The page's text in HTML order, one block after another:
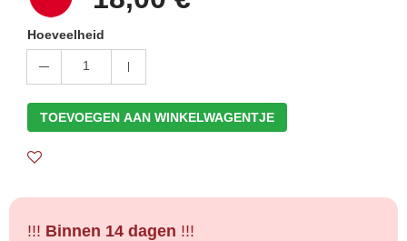
Hoeveelheid
1
TOEVOEGEN AAN WINKELWAGENTJE
!!! Binnen 14 dagen !!!